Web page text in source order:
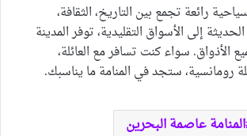
رائعة تجمع بين التاريخ، الثقافة،
إلى الأسواق التقليدية، توفر المدينة
الأذواق. سواء كنت تسافر مع العائلة،
رومانسية، ستجد في المنامة ما يناسبك.
المنامة عاصمة البحرين